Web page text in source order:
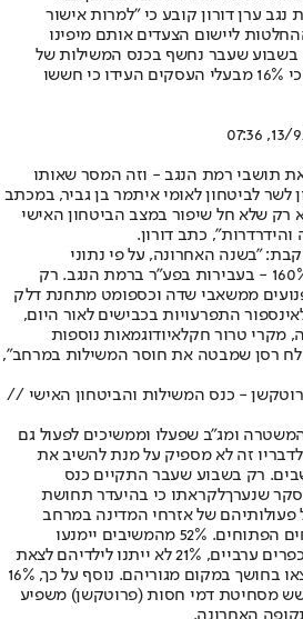
ערן דורון קובע כי "למרות אישור
ליישום הצעדים אותם מיפינו
בשבוע שעבר נחשף בכנס המשילות של
"ישראל היום" והשומר החדש כי 16% מבעלי העסקים העידו כי חששו
13/9/
תושבי רמת הנגב - וזה המסר שאותו
לשר לביטחון לאומי איתמר בן גביר, במכתב
רק שלא חל שיפור במצב הביטחון האישי
כתב דורון.
"בשנה האחרונה, על פי נתוני
המשטרה, הייתה עליה של כ160% - בעבירות בפע"ר ברמת הנגב. רק
ממשאבי שדה וכספומט מתחנת דלק
התפרעויות בכבישים לאור היום,
מקרי טרור חקלאיודוגמאות נוספות
רסן שמבטה את חוסר המשילות במרחב",
- כנס המשילות והביטחון האישי //
המשטרה ומג"ב שפעלו וממשיכים לפעול גם
זה לא מספיק על מנת להשיב את
רק בשבוע שעבר התקיים כנס
שנערךלקראתו כי בהיעדר תחושת
פעולותיהם של אזרחי המדינה במרחב
הציבורי ואף בכבישים ובשטחים הפתוחים. 52% מהמשיבים יימנעו
מנסיעה בנגב ובגליל ובאזורי כפרים ערביים, 21% לא ייתנו לילדיהם לצאת
לבד בערב מביתם, 18% לא ייצאו בחושך במקום מגוריהם. נוסף על כך, 16%
מסחיטת דמי חסות (פרוטקשן) משפיע
האחרונה.